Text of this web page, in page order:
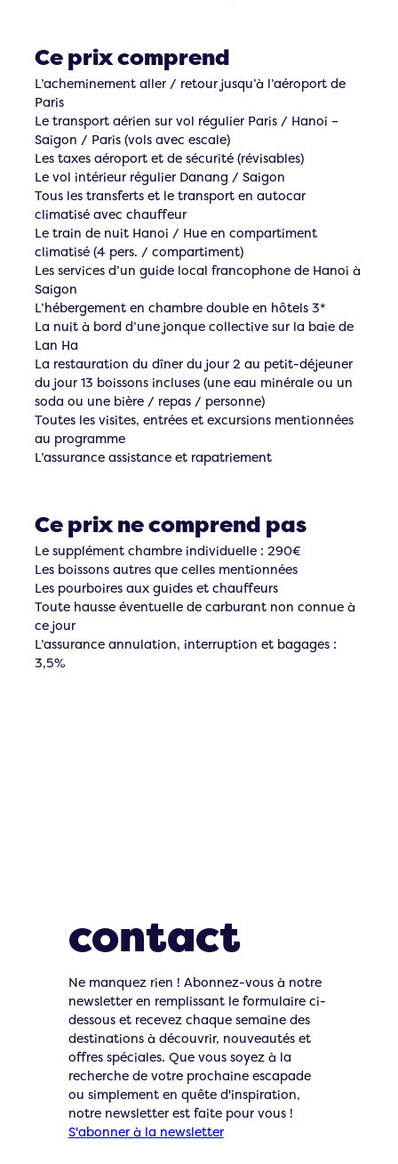
Ce prix comprend
L’acheminement aller / retour jusqu’à l’aéroport de
Paris
Le transport aérien sur vol régulier Paris / Hanoi –
Saigon / Paris (vols avec escale)
Les taxes aéroport et de sécurité (révisables)
Le vol intérieur régulier Danang / Saigon
Tous les transferts et le transport en autocar
climatisé avec chauffeur
Le train de nuit Hanoi / Hue en compartiment
climatisé (4 pers. / compartiment)
Les services d’un guide local francophone de Hanoi à
Saigon
L’hébergement en chambre double en hôtels 3*
La nuit à bord d’une jonque collective sur la baie de
Lan Ha
La restauration du dîner du jour 2 au petit-déjeuner
du jour 13 boissons incluses (une eau minérale ou un
soda ou une bière / repas / personne)
Toutes les visites, entrées et excursions mentionnées
au programme
L’assurance assistance et rapatriement
Ce prix ne comprend pas
Le supplément chambre individuelle : 290€
Les boissons autres que celles mentionnées
Les pourboires aux guides et chauffeurs
Toute hausse éventuelle de carburant non connue à
ce jour
L’assurance annulation, interruption et bagages :
3,5%
contact
Ne manquez rien ! Abonnez-vous à notre
newsletter en remplissant le formulaire ci-
dessous et recevez chaque semaine des
destinations à découvrir, nouveautés et
offres spéciales. Que vous soyez à la
recherche de votre prochaine escapade
ou simplement en quête d'inspiration,
notre newsletter est faite pour vous !
S'abonner à la newsletter